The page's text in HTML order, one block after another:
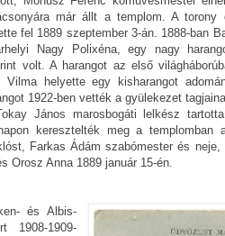
már állt a templom. A torony
fel 1889 szeptember 3-án. 1888-ban
Nagy Polixéna, egy nagy
volt. A harangot az első
helyette egy kisharangot
1922-ben vették a gyülekezet
János marosbogáti lelkész
keresztelték meg a templomban
Farkas Ádám szabómester és neje,
Orosz Anna 1889 január 15-én.
és Albis-
1908-1909-